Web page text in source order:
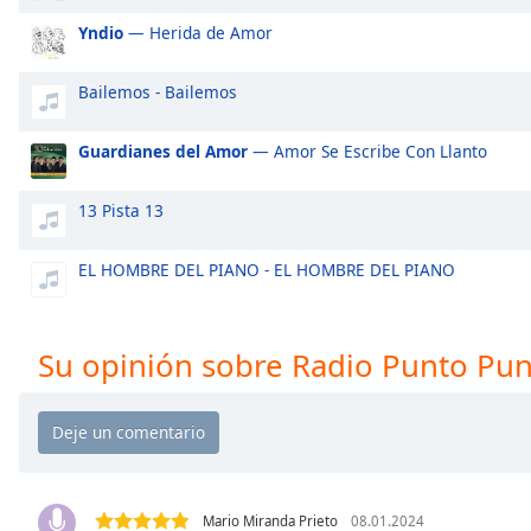
Track
Picture
This
window.
dialog
Escape
Yndio — Herida de Amor
Bailemos - Bailemos
Guardianes del Amor — Amor Se Escribe Con Llanto
13 Pista 13
EL HOMBRE DEL PIANO - EL HOMBRE DEL PIANO
Su opinión sobre Radio Punto
Mario Miranda Prieto 08.01.2024